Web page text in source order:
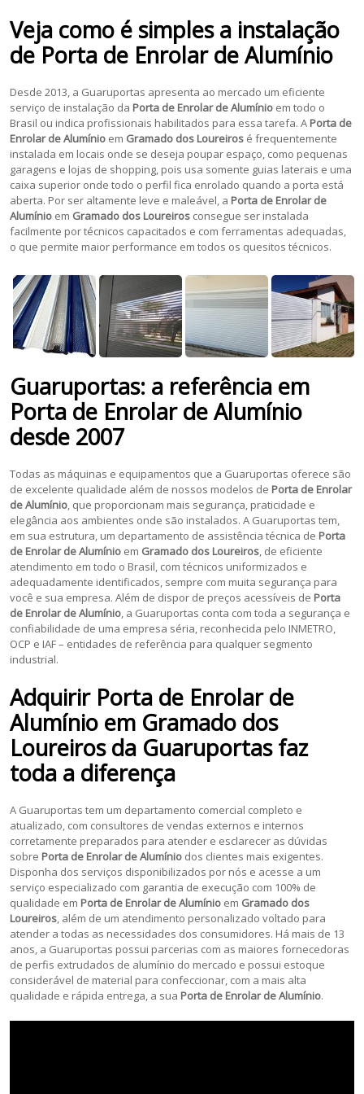
Veja como é simples a instalação
de Porta de Enrolar de Alumínio
Desde 2013, a Guaruportas apresenta ao mercado um eficiente
serviço de instalação da Porta de Enrolar de Alumínio em todo o
Brasil ou indica profissionais habilitados para essa tarefa. A Porta de
Enrolar de Alumínio em Gramado dos Loureiros é frequentemente
instalada em locais onde se deseja poupar espaço, como pequenas
garagens e lojas de shopping, pois usa somente guias laterais e uma
caixa superior onde todo o perfil fica enrolado quando a porta está
aberta. Por ser altamente leve e maleável, a Porta de Enrolar de
Alumínio em Gramado dos Loureiros consegue ser instalada
facilmente por técnicos capacitados e com ferramentas adequadas,
o que permite maior performance em todos os quesitos técnicos.
Guaruportas: a referência em
Porta de Enrolar de Alumínio
desde 2007
Todas as máquinas e equipamentos que a Guaruportas oferece são
de excelente qualidade além de nossos modelos de Porta de Enrolar
de Alumínio, que proporcionam mais segurança, praticidade e
elegância aos ambientes onde são instalados. A Guaruportas tem,
em sua estrutura, um departamento de assistência técnica de Porta
de Enrolar de Alumínio em Gramado dos Loureiros, de eficiente
atendimento em todo o Brasil, com técnicos uniformizados e
adequadamente identificados, sempre com muita segurança para
você e sua empresa. Além de dispor de preços acessíveis de Porta
de Enrolar de Alumínio, a Guaruportas conta com toda a segurança e
confiabilidade de uma empresa séria, reconhecida pelo INMETRO,
OCP e IAF – entidades de referência para qualquer segmento
industrial.
Adquirir Porta de Enrolar de
Alumínio em Gramado dos
Loureirosda Guaruportas faz
toda a diferença
A Guaruportas tem um departamento comercial completo e
atualizado, com consultores de vendas externos e internos
corretamente preparados para atender e esclarecer as dúvidas
sobre Porta de Enrolar de Alumínio dos clientes mais exigentes.
Disponha dos serviços disponibilizados por nós e acesse a um
serviço especializado com garantia de execução com 100% de
qualidade em Porta de Enrolar de Alumínio em Gramado dos
Loureiros, além de um atendimento personalizado voltado para
atender a todas as necessidades dos consumidores. Há mais de 13
anos, a Guaruportas possui parcerias com as maiores fornecedoras
de perfis extrudados de alumínio do mercado e possui estoque
considerável de material para confeccionar, com a mais alta
qualidade e rápida entrega, a sua Porta de Enrolar de Alumínio.